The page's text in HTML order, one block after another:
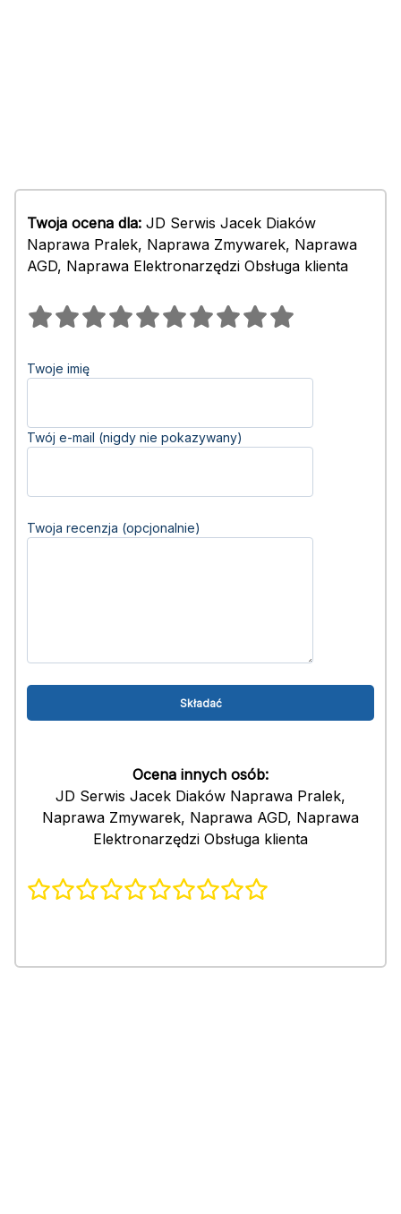
Twoja ocena dla: JD Serwis Jacek Diaków
Naprawa Pralek, Naprawa Zmywarek, Naprawa
AGD, Naprawa Elektronarzędzi Obsługa klienta
Twoje imię
Twój e-mail (nigdy nie pokazywany)
Twoja recenzja (opcjonalnie)
Ocena innych osób:
JD Serwis Jacek Diaków Naprawa Pralek,
Naprawa Zmywarek, Naprawa AGD, Naprawa
Elektronarzędzi Obsługa klienta